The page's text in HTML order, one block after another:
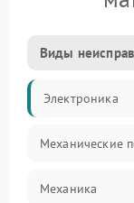
Виды
Электроника
Механические
Механика